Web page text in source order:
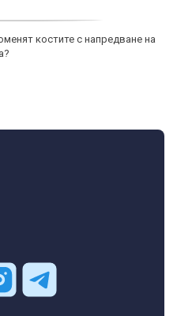
костите с напредване на